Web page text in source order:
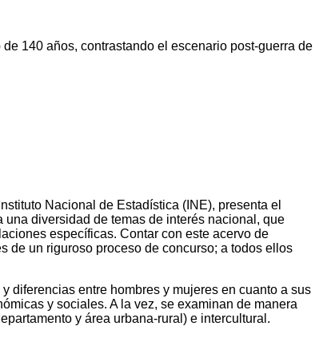
140 años, contrastando el escenario post-guerra de
Nacional de Estadística (INE), presenta el
una diversidad de temas de interés nacional, que
específicas. Contar con este acervo de
de un riguroso proceso de concurso; a todos ellos
diferencias entre hombres y mujeres en cuanto a sus
y sociales. A la vez, se examinan de manera
y área urbana-rural) e intercultural.